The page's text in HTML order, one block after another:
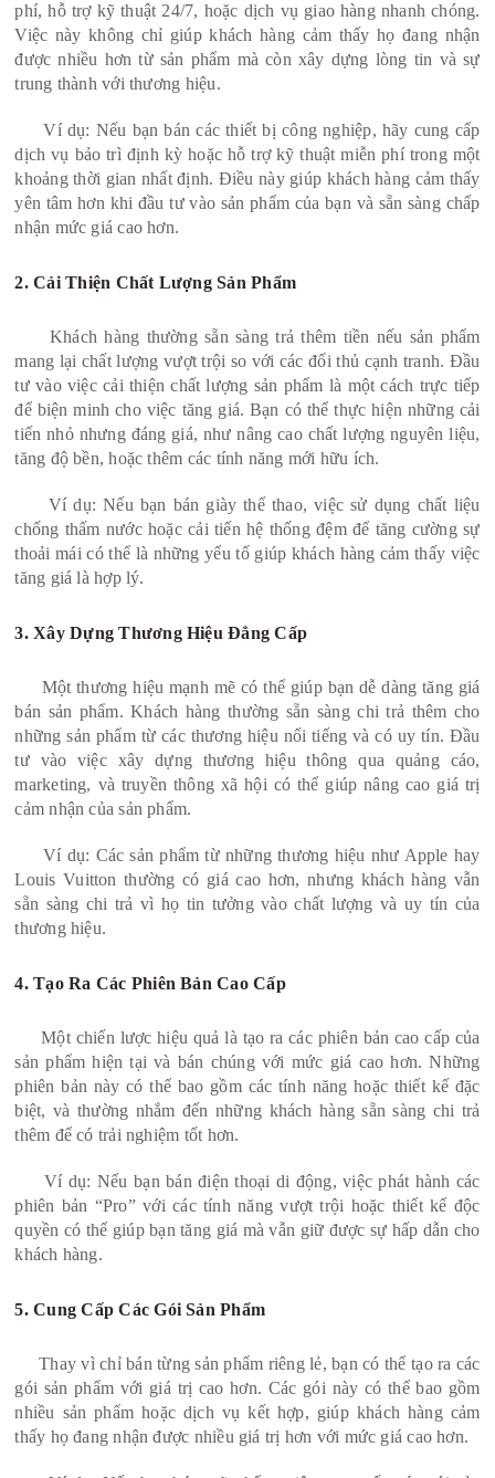
phí, hỗ trợ kỹ thuật 24/7, hoặc dịch vụ giao hàng nhanh chóng.
Việc này không chỉ giúp khách hàng cảm thấy họ đang nhận
được nhiều hơn từ sản phẩm mà còn xây dựng lòng tin và sự
trung thành với thương hiệu.
Ví dụ: Nếu bạn bán các thiết bị công nghiệp, hãy cung cấp
dịch vụ bảo trì định kỳ hoặc hỗ trợ kỹ thuật miễn phí trong một
khoảng thời gian nhất định. Điều này giúp khách hàng cảm thấy
yên tâm hơn khi đầu tư vào sản phẩm của bạn và sẵn sàng chấp
nhận mức giá cao hơn.
2. Cải Thiện Chất Lượng Sản Phẩm
Khách hàng thường sẵn sàng trả thêm tiền nếu sản phẩm
mang lại chất lượng vượt trội so với các đối thủ cạnh tranh. Đầu
tư vào việc cải thiện chất lượng sản phẩm là một cách trực tiếp
để biện minh cho việc tăng giá. Bạn có thể thực hiện những cải
tiến nhỏ nhưng đáng giá, như nâng cao chất lượng nguyên liệu,
tăng độ bền, hoặc thêm các tính năng mới hữu ích.
Ví dụ: Nếu bạn bán giày thể thao, việc sử dụng chất liệu
chống thấm nước hoặc cải tiến hệ thống đệm để tăng cường sự
thoải mái có thể là những yếu tố giúp khách hàng cảm thấy việc
tăng giá là hợp lý.
3. Xây Dựng Thương Hiệu Đẳng Cấp
Một thương hiệu mạnh mẽ có thể giúp bạn dễ dàng tăng giá
bán sản phẩm. Khách hàng thường sẵn sàng chi trả thêm cho
những sản phẩm từ các thương hiệu nổi tiếng và có uy tín. Đầu
tư vào việc xây dựng thương hiệu thông qua quảng cáo,
marketing, và truyền thông xã hội có thể giúp nâng cao giá trị
cảm nhận của sản phẩm.
Ví dụ: Các sản phẩm từ những thương hiệu như Apple hay
Louis Vuitton thường có giá cao hơn, nhưng khách hàng vẫn
sẵn sàng chi trả vì họ tin tưởng vào chất lượng và uy tín của
thương hiệu.
4. Tạo Ra Các Phiên Bản Cao Cấp
Một chiến lược hiệu quả là tạo ra các phiên bản cao cấp của
sản phẩm hiện tại và bán chúng với mức giá cao hơn. Những
phiên bản này có thể bao gồm các tính năng hoặc thiết kế đặc
biệt, và thường nhắm đến những khách hàng sẵn sàng chi trả
thêm để có trải nghiệm tốt hơn.
Ví dụ: Nếu bạn bán điện thoại di động, việc phát hành các
phiên bản “Pro” với các tính năng vượt trội hoặc thiết kế độc
quyền có thể giúp bạn tăng giá mà vẫn giữ được sự hấp dẫn cho
khách hàng.
5. Cung Cấp Các Gói Sản Phẩm
Thay vì chỉ bán từng sản phẩm riêng lẻ, bạn có thể tạo ra các
gói sản phẩm với giá trị cao hơn. Các gói này có thể bao gồm
nhiều sản phẩm hoặc dịch vụ kết hợp, giúp khách hàng cảm
thấy họ đang nhận được nhiều giá trị hơn với mức giá cao hơn.